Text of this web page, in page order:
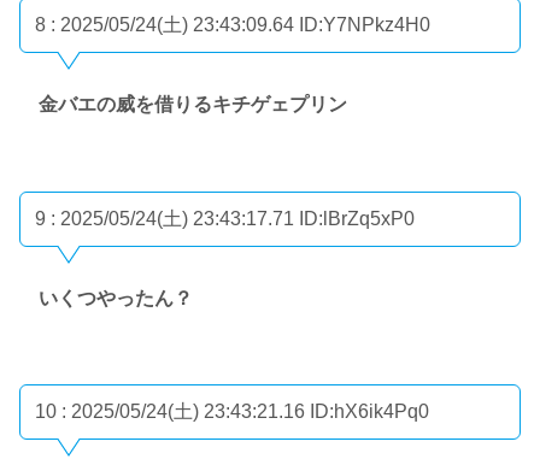
8 : 2025/05/24(土) 23:43:09.64 ID:Y7NPkz4H0
金バエの威を借りるキチゲェプリン
9 : 2025/05/24(土) 23:43:17.71 ID:lBrZq5xP0
いくつやったん？
10 : 2025/05/24(土) 23:43:21.16 ID:hX6ik4Pq0